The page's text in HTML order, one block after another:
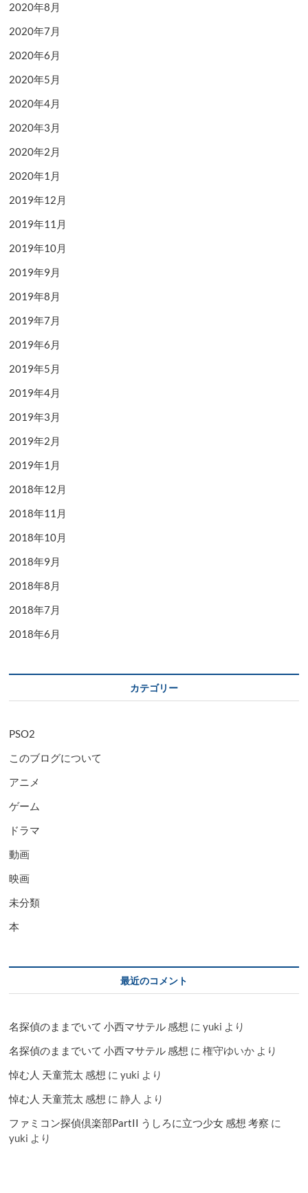
2020年8月
2020年7月
2020年6月
2020年5月
2020年4月
2020年3月
2020年2月
2020年1月
2019年12月
2019年11月
2019年10月
2019年9月
2019年8月
2019年7月
2019年6月
2019年5月
2019年4月
2019年3月
2019年2月
2019年1月
2018年12月
2018年11月
2018年10月
2018年9月
2018年8月
2018年7月
2018年6月
カテゴリー
PSO2
このブログについて
アニメ
ゲーム
ドラマ
動画
映画
未分類
本
最近のコメント
名探偵のままでいて 小西マサテル 感想 にyuki より
名探偵のままでいて 小西マサテル 感想 に権守ゆいか より
悼む人 天童荒太 感想 にyuki より
悼む人 天童荒太 感想 に静人 より
ファミコン探偵倶楽部PartII うしろに立つ少女 感想 考察 に
yuki より